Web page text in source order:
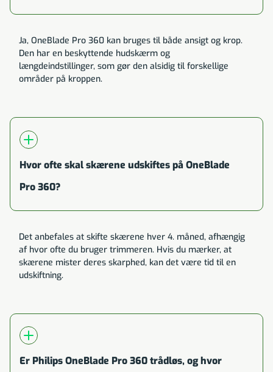
Ja, OneBlade Pro 360 kan bruges til både ansigt og krop.
Den har en beskyttende hudskærm og
længdeindstillinger, som gør den alsidig til forskellige
områder på kroppen.
Hvor ofte skal skærene udskiftes på OneBlade
Pro 360?
Det anbefales at skifte skærene hver 4. måned, afhængig
af hvor ofte du bruger trimmeren. Hvis du mærker, at
skærene mister deres skarphed, kan det være tid til en
udskiftning.
Er Philips OneBlade Pro 360 trådløs, og hvor